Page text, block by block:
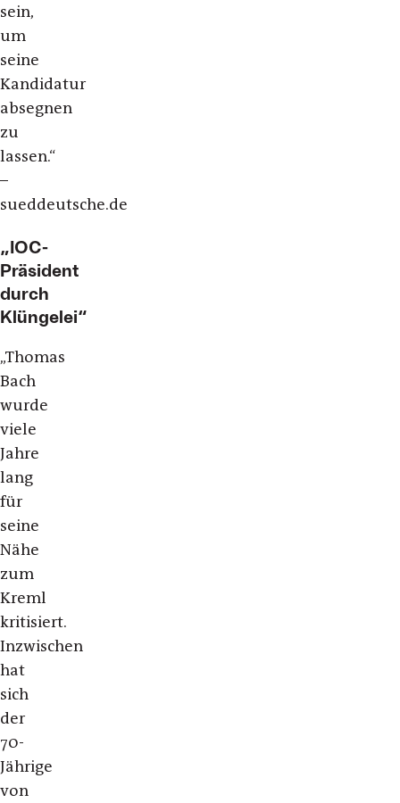
sein,
um
seine
Kandidatur
absegnen
zu
lassen.“
–
sueddeutsche.de
„IOC-
Präsident
durch
Klüngelei“
„Thomas
Bach
wurde
viele
Jahre
lang
für
seine
Nähe
zum
Kreml
kritisiert.
Inzwischen
hat
sich
der
70-
Jährige
von